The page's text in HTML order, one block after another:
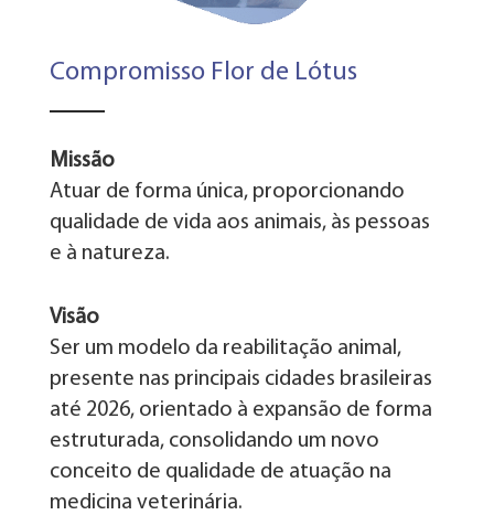
Compromisso Flor de Lótus
Missão
Atuar de forma única, proporcionando
qualidade de vida aos animais, às pessoas
e à natureza.
Visão
Ser um modelo da reabilitação animal,
presente nas principais cidades brasileiras
até 2026, orientado à expansão de forma
estruturada, consolidando um novo
conceito de qualidade de atuação na
medicina veterinária.